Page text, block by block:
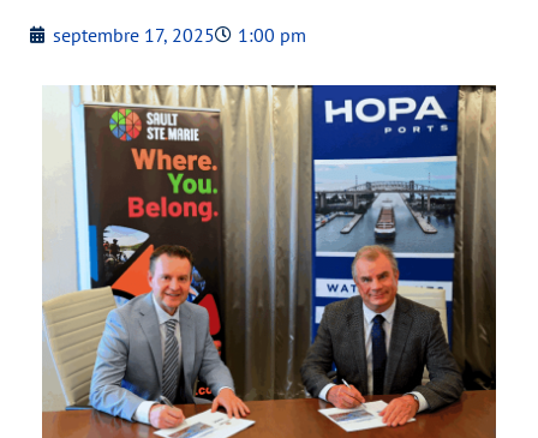
septembre 17, 2025 1:00 pm